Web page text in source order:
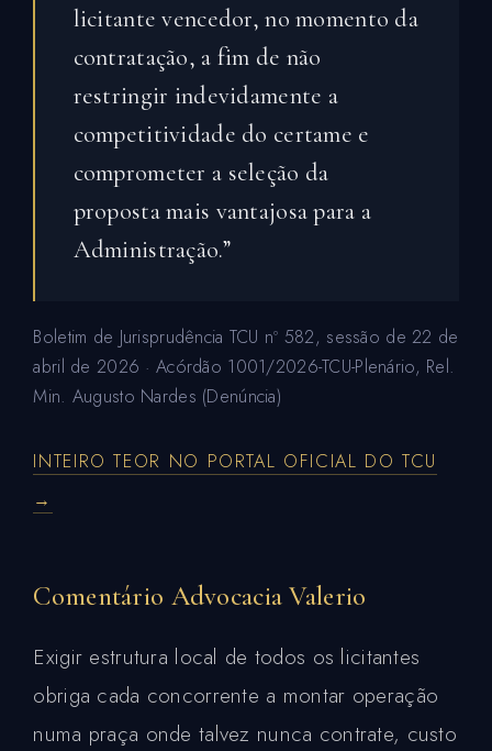
licitante vencedor, no momento da
contratação, a fim de não
restringir indevidamente a
competitividade do certame e
comprometer a seleção da
proposta mais vantajosa para a
Administração.”
Boletim de Jurisprudência TCU nº 582, sessão de 22 de
abril de 2026 · Acórdão 1001/2026-TCU-Plenário, Rel.
Min. Augusto Nardes (Denúncia)
INTEIRO TEOR NO PORTAL OFICIAL DO TCU
→
Comentário Advocacia Valerio
Exigir estrutura local de todos os licitantes
obriga cada concorrente a montar operação
numa praça onde talvez nunca contrate, custo